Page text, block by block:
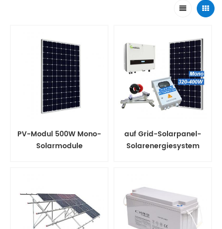
PV-Modul 500W Mono-
Solarmodule
auf Grid-Solarpanel-
Solarenergiesystem